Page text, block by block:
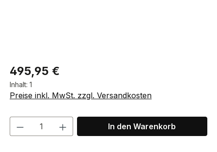
Regulärer Preis:
495,95 €
Inhalt: 1
Preise inkl. MwSt. zzgl. Versandkosten
Produkt Anzahl: Gib denIn den Warenkorb